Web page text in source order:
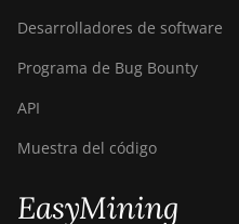
Desarrolladores de software
Programa de Bug Bounty
API
Muestra del código
EasyMining